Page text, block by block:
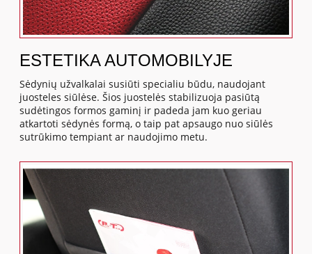
ESTETIKA AUTOMOBILYJE
Sėdynių užvalkalai susiūti specialiu būdu, naudojant
juosteles siūlėse. Šios juostelės stabilizuoja pasiūtą
sudėtingos formos gaminį ir padeda jam kuo geriau
atkartoti sėdynės formą, o taip pat apsaugo nuo siūlės
sutrūkimo tempiant ar naudojimo metu.